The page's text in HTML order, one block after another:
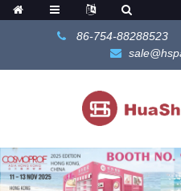
86-754-88288523